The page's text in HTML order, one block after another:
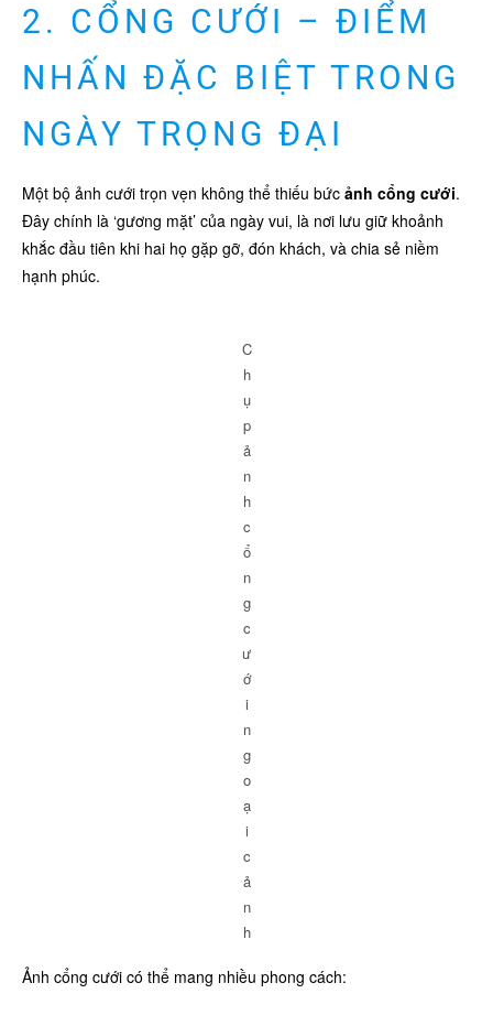
2. CỔNG CƯỚI – ĐIỂM
NHẤN ĐẶC BIỆT TRONG
NGÀY TRỌNG ĐẠI
Một bộ ảnh cưới trọn vẹn không thể thiếu bức ảnh cổng cưới.
Đây chính là ‘gương mặt’ của ngày vui, là nơi lưu giữ khoảnh
khắc đầu tiên khi hai họ gặp gỡ, đón khách, và chia sẻ niềm
hạnh phúc.
C
h
ụ
p
ả
n
h
c
ổ
n
g
c
ư
ớ
i
n
g
o
ạ
i
c
ả
n
h
Ảnh cổng cưới có thể mang nhiều phong cách: